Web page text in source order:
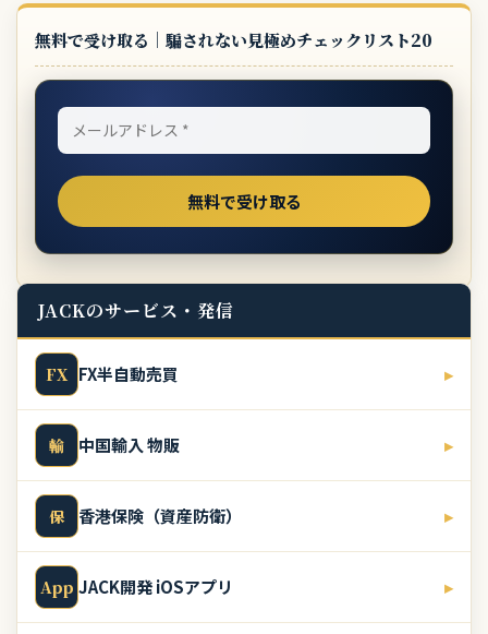
無料で受け取る｜騙されない見極めチェックリスト20
JACKのサービス・発信
FX FX半自動売買 ▸
輸 中国輸入 物販 ▸
保 香港保険（資産防衛） ▸
App JACK開発 iOSアプリ ▸